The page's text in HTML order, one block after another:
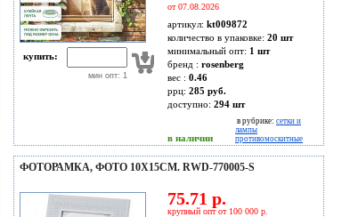
купить:
мин опт: 1
от 07.08.2026
артикул: kt009872
количество в упаковке: 20 шт
минимальный опт: 1 шт
бренд : rosenberg
вес : 0.46
ррц: 285 руб.
доступно: 294 шт
в наличии
в рубрике: сетки и
лампы
противомоскитные
ФОТОРАМКА, ФОТО 10X15СМ. RWD-770005-S
75.71 р.
крупный опт от 100 000 р.